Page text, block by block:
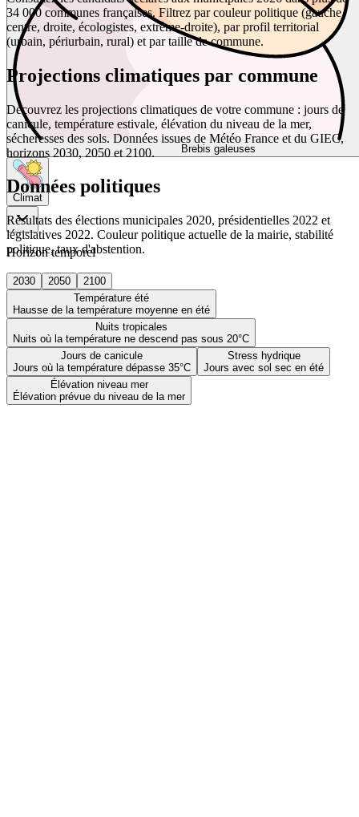
Brebis galeuses
Climat
Horizon temporel
2030 2050
2100
Température été
Hausse de la température moyenne en été
Nuits tropicales
Nuits où la température ne descend pas sous 20°C
Jours de canicule
Jours où la température dépasse 35°C
Stress hydrique
Jours avec sol sec en été
Élévation niveau mer
Élévation prévue du niveau de la mer
34 000 communes françaises. Filtrez par couleur politique (gauche,
centre, droite, écologistes, extrême-droite), par profil territorial
(urbain, périurbain, rural) et par taille de commune.
Projections climatiques par commune
Découvrez les projections climatiques de votre commune : jours de
canicule, température estivale, élévation du niveau de la mer,
sécheresses des sols. Données issues de Météo France et du GIEC,
horizons 2030, 2050 et 2100.
Données politiques
Résultats des élections municipales 2020, présidentielles 2022 et
législatives 2022. Couleur politique actuelle de la mairie, stabilité
politique, taux d'abstention.